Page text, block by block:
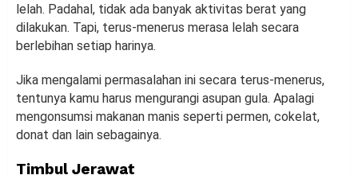
lelah. Padahal, tidak ada banyak aktivitas berat yang
dilakukan. Tapi, terus-menerus merasa lelah secara
berlebihan setiap harinya.
Jika mengalami permasalahan ini secara terus-menerus,
tentunya kamu harus mengurangi asupan gula. Apalagi
mengonsumsi makanan manis seperti permen, cokelat,
donat dan lain sebagainya.
Timbul Jerawat